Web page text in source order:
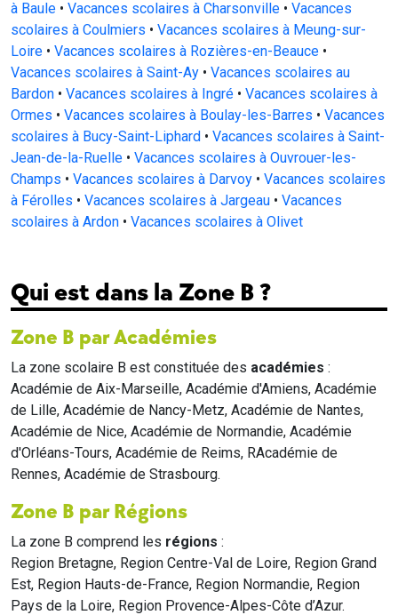
à Baule • Vacances scolaires à Charsonville • Vacances
scolaires à Coulmiers • Vacances scolaires à Meung-sur-
Loire • Vacances scolaires à Rozières-en-Beauce •
Vacances scolaires à Saint-Ay • Vacances scolaires au
Bardon • Vacances scolaires à Ingré • Vacances scolaires à
Ormes • Vacances scolaires à Boulay-les-Barres • Vacances
scolaires à Bucy-Saint-Liphard • Vacances scolaires à Saint-
Jean-de-la-Ruelle • Vacances scolaires à Ouvrouer-les-
Champs • Vacances scolaires à Darvoy • Vacances scolaires
à Férolles • Vacances scolaires à Jargeau • Vacances
scolaires à Ardon • Vacances scolaires à Olivet
Qui est dans la Zone B ?
Zone B par Académies
La zone scolaire B est constituée des académies :
Académie de Aix-Marseille, Académie d'Amiens, Académie
de Lille, Académie de Nancy-Metz, Académie de Nantes,
Académie de Nice, Académie de Normandie, Académie
d'Orléans-Tours, Académie de Reims, RAcadémie de
Rennes, Académie de Strasbourg.
Zone B par Régions
La zone B comprend les régions :
Region Bretagne, Region Centre-Val de Loire, Region Grand
Est, Region Hauts-de-France, Region Normandie, Region
Pays de la Loire, Region Provence-Alpes-Côte d’Azur.